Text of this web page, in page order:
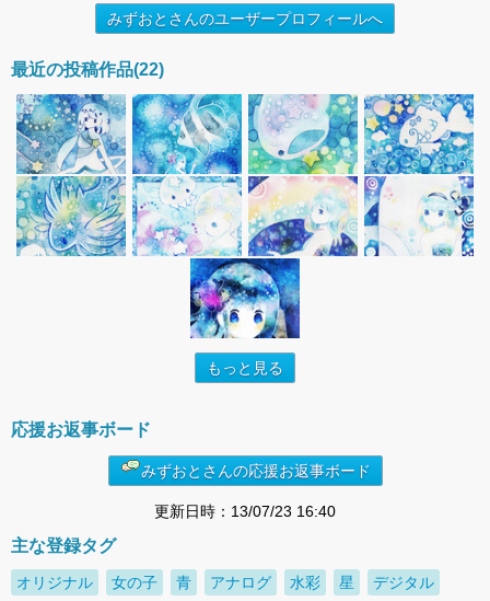
みずおとさんのユーザープロフィールへ
最近の投稿作品(22)
もっと見る
応援お返事ボード
みずおとさんの応援お返事ボード
更新日時：13/07/23 16:40
主な登録タグ
オリジナル 女の子 青 アナログ 水彩 星 デジタル